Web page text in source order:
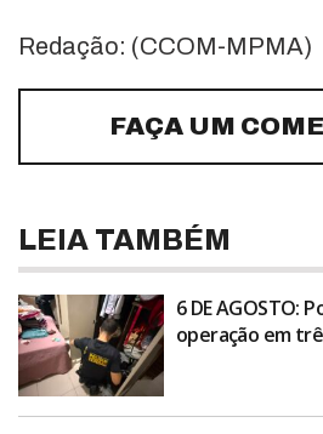
Redação: (CCOM-MPMA)
FAÇA UM
LEIA TAMBÉM
6 DE AGOSTO:
operação em